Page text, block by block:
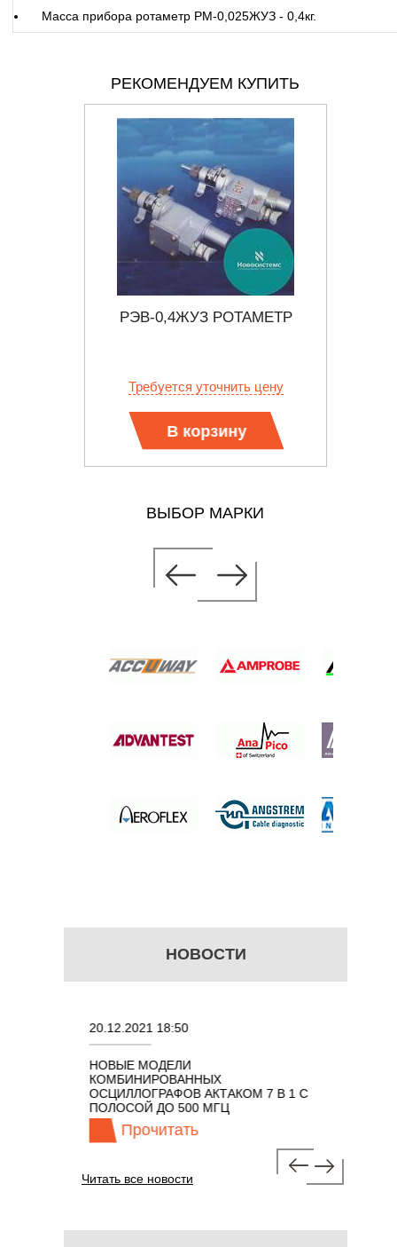
НОВОСТИ
20.12.2021 18:50
НОВЫЕ МОДЕЛИ
КОМБИНИРОВАННЫХ
ОСЦИЛЛОГРАФОВ АКТАКОМ 7 В 1 С
ПОЛОСОЙ ДО 500 МГЦ
Прочитать
Читать все новости
Масса прибора ротаметр РМ-0,025ЖУЗ - 0,4кг.
РЕКОМЕНДУЕМ КУПИТЬ
РЭВ-0,4ЖУЗ РОТАМЕТР
Требуется уточнить цену
В корзину
ВЫБОР МАРКИ